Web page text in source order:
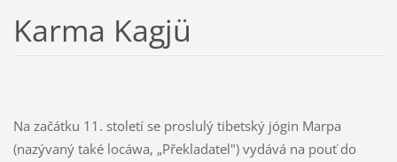
Karma Kagjü
Na začátku 11. století se proslulý tibetský jógin Marpa
(nazývaný také locáwa, „Překladatel") vydává na pouť do